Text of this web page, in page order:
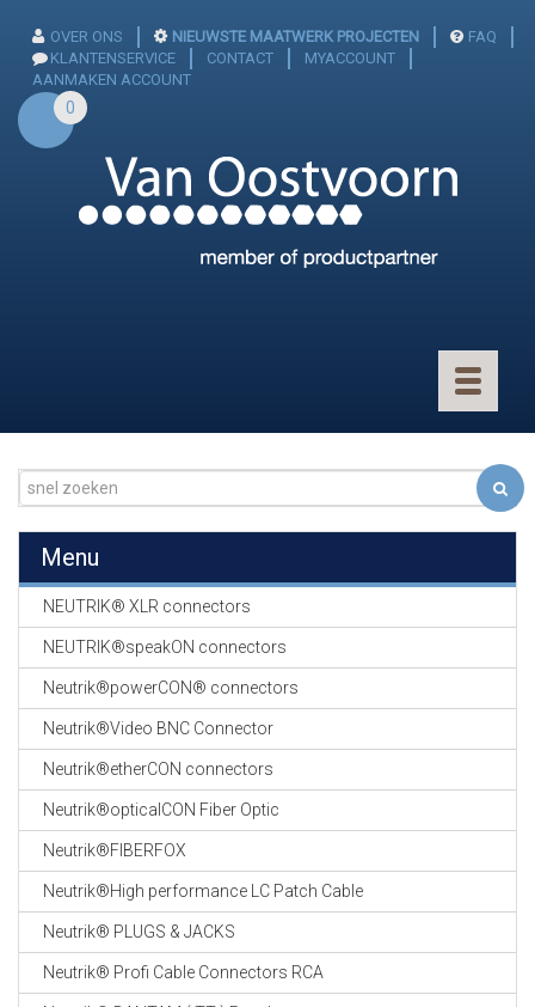
OVER ONS NIEUWSTE MAATWERK PROJECTEN
FAQ
KLANTENSERVICE
CONTACT
MYACCOUNT
AANMAKEN ACCOUNT
0
Toggle
GEVLOCHTEN KOUS
EN
KRIMP KOUS
KOPER KABEL
OP ROL
OCC OPTICAL
FIBER CABLE
GE-ASSEMBLEERDE
19" RACKS
Menu
NEUTRIK® XLR connectors
NEUTRIK®speakON connectors
Neutrik®powerCON® connectors
Neutrik®Video BNC Connector
Neutrik®etherCON connectors
Neutrik®opticalCON Fiber Optic
Neutrik®FIBERFOX
Neutrik®High performance LC Patch Cable
Neutrik® PLUGS & JACKS
Neutrik® Profi Cable Connectors RCA